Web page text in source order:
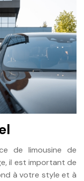
de limousine de
il est important de
à votre style et à